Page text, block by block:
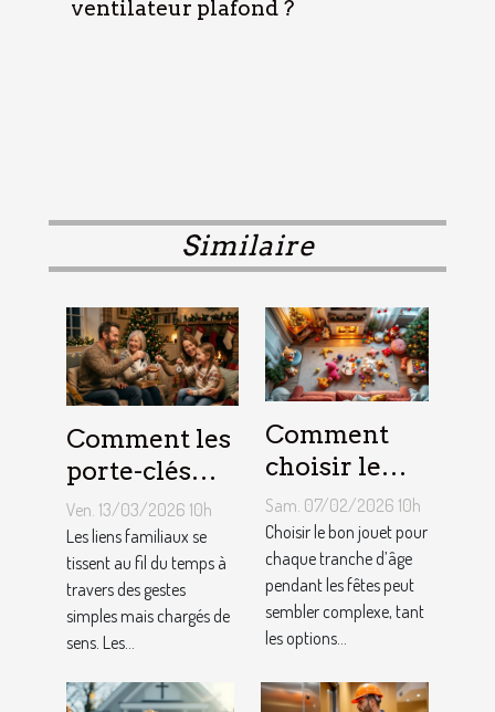
ventilateur plafond ?
Similaire
Comment les
porte-clés
personnalisés
peuvent
renforcer les
liens
familiaux ?
Ven. 13/03/2026 10h
Les liens familiaux se
tissent au fil du temps à
travers des gestes
simples mais chargés de
sens. Les...
Comment
choisir le
jouet idéal
pour chaque
âge lors des
fêtes ?
Sam. 07/02/2026 10h
Choisir le bon jouet pour
chaque tranche d’âge
pendant les fêtes peut
sembler complexe, tant
les options...